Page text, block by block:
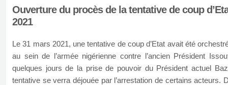
Ouverture du procès de la tentative de coup
2021
Le 31 mars 2021, une tentative de coup d’Etat avait été
au sein de l’armée nigérienne contre l’ancien Président
quelques jours de la prise de pouvoir du Président actuel
tentative se verra déjouée par l’arrestation de certains acteurs.